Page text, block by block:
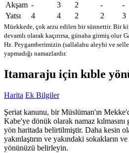
Akşam - 3 2 - -
Yatsı
4 4 2 2 3
Müekkede, çok arzu edilen bir sünnettir. Bir
devamlı olarak kaçırırsa, günaha girmiş olur
Hz. Peygamberimizin (sallalahu aleyhi ve
yapmadığı namazlardır.
Itamaraju için kıble
Harita Ek Bilgiler
Şeriat kanunu, bir Müslüman'ın
Kabe'ye dönük olarak namaz
yön haritada belirtilmiştir. Daha kesin
yakınlaştırın ve yakındaki sokakların
yönünüzü belirleyin.